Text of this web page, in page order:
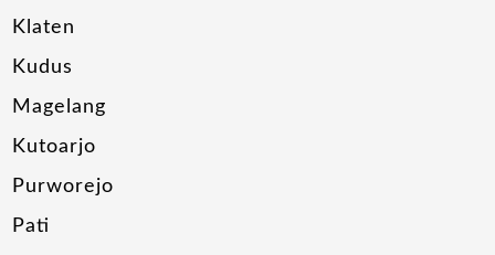
Klaten
Kudus
Magelang
Kutoarjo
Purworejo
Pati